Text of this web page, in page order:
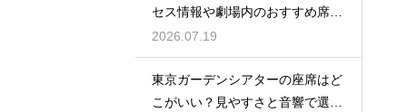
セス情報や劇場内のおすすめ席を
徹底ガイド
2026.07.19
東京ガーデンシアターの座席はど
こがいい？見やすさと音響で選ぶ